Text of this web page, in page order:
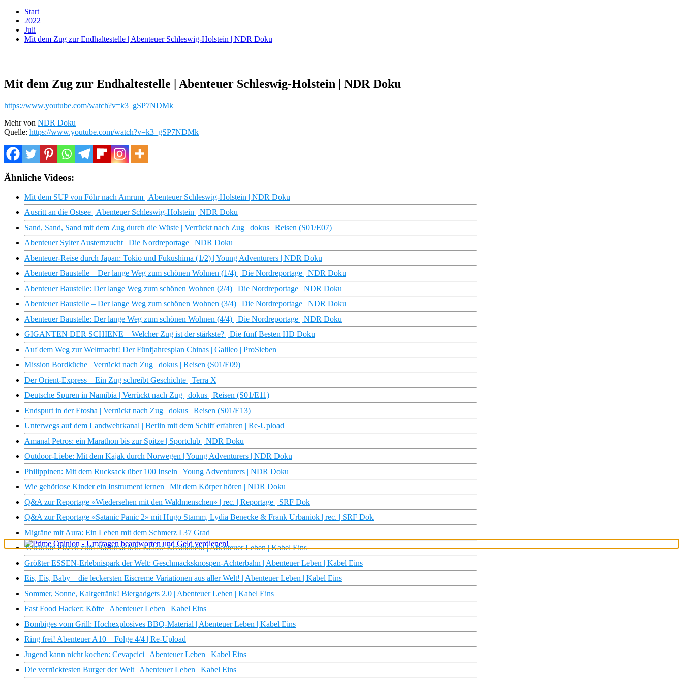
Start
2022
Juli
Mit dem Zug zur Endhaltestelle | Abenteuer Schleswig-Holstein | NDR Doku
Mit dem Zug zur Endhaltestelle | Abenteuer Schleswig-Holstein | NDR Doku
https://www.youtube.com/watch?v=k3_gSP7NDMk
Mehr von NDR Doku
Quelle: https://www.youtube.com/watch?v=k3_gSP7NDMk
Ähnliche Videos:
Mit dem SUP von Föhr nach Amrum | Abenteuer Schleswig-Holstein | NDR Doku
Ausritt an die Ostsee | Abenteuer Schleswig-Holstein | NDR Doku
Sand, Sand, Sand mit dem Zug durch die Wüste | Verrückt nach Zug | dokus | Reisen (S01/E07)
Abenteuer Sylter Austernzucht | Die Nordreportage | NDR Doku
Abenteuer-Reise durch Japan: Tokio und Fukushima (1/2) | Young Adventurers | NDR Doku
Abenteuer Baustelle – Der lange Weg zum schönen Wohnen (1/4) | Die Nordreportage | NDR Doku
Abenteuer Baustelle: Der lange Weg zum schönen Wohnen (2/4) | Die Nordreportage | NDR Doku
Abenteuer Baustelle – Der lange Weg zum schönen Wohnen (3/4) | Die Nordreportage | NDR Doku
Abenteuer Baustelle: Der lange Weg zum schönen Wohnen (4/4) | Die Nordreportage | NDR Doku
GIGANTEN DER SCHIENE – Welcher Zug ist der stärkste? | Die fünf Besten HD Doku
Auf dem Weg zur Weltmacht! Der Fünfjahresplan Chinas | Galileo | ProSieben
Mission Bordküche | Verrückt nach Zug | dokus | Reisen (S01/E09)
Der Orient-Express – Ein Zug schreibt Geschichte | Terra X
Deutsche Spuren in Namibia | Verrückt nach Zug | dokus | Reisen (S01/E11)
Endspurt in der Etosha | Verrückt nach Zug | dokus | Reisen (S01/E13)
Unterwegs auf dem Landwehrkanal | Berlin mit dem Schiff erfahren | Re-Upload
Amanal Petros: ein Marathon bis zur Spitze | Sportclub | NDR Doku
Outdoor-Liebe: Mit dem Kajak durch Norwegen | Young Adventurers | NDR Doku
Philippinen: Mit dem Rucksack über 100 Inseln | Young Adventurers | NDR Doku
Wie gehörlose Kinder ein Instrument lernen | Mit dem Körper hören | NDR Doku
Q&A zur Reportage «Wiedersehen mit den Waldmenschen» | rec. | Reportage | SRF Dok
Q&A zur Reportage «Satanic Panic 2» mit Hugo Stamm, Lydia Benecke & Frank Urbaniok | rec. | SRF Dok
Migräne mit Aura: Ein Leben mit dem Schmerz I 37 Grad
Verrückte Pizzen zum Nachmachen: Krasse Kreationen! | Abenteuer Leben | Kabel Eins
Größter ESSEN-Erlebnispark der Welt: Geschmacksknospen-Achterbahn | Abenteuer Leben | Kabel Eins
Eis, Eis, Baby – die leckersten Eiscreme Variationen aus aller Welt! | Abenteuer Leben | Kabel Eins
Sommer, Sonne, Kaltgetränk! Biergadgets 2.0 | Abenteuer Leben | Kabel Eins
Fast Food Hacker: Köfte | Abenteuer Leben | Kabel Eins
Bombiges vom Grill: Hochexplosives BBQ-Material | Abenteuer Leben | Kabel Eins
Ring frei! Abenteuer A10 – Folge 4/4 | Re-Upload
Jugend kann nicht kochen: Cevapcici | Abenteuer Leben | Kabel Eins
Die verrücktesten Burger der Welt | Abenteuer Leben | Kabel Eins